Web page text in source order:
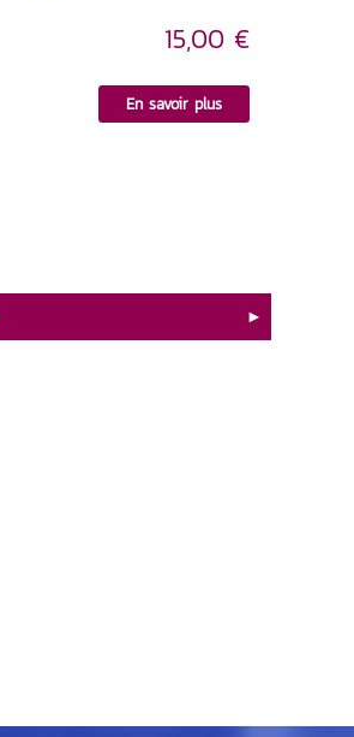
15,00 €
En savoir plus